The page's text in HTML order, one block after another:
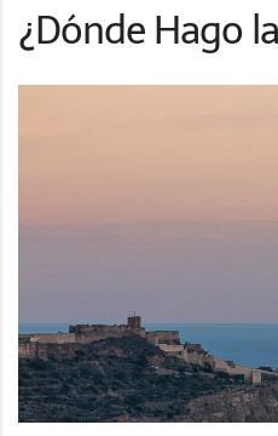
¿Dónde Hago